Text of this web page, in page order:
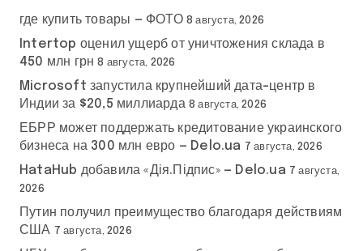
где купить товары — ФОТО 8 августа, 2026
Intertop оценил ущерб от уничтожения склада в
450 млн грн 8 августа, 2026
Microsoft запустила крупнейший дата-центр в
Индии за $20,5 миллиарда 8 августа, 2026
ЕБРР может поддержать кредитование украинского
бизнеса на 300 млн евро — Delo.ua 7 августа, 2026
HataHub добавила «Дія.Підпис» — Delo.ua 7 августа,
2026
Путин получил преимущество благодаря действиям
США 7 августа, 2026